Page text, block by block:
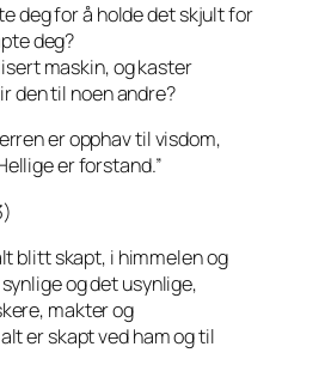
deg for å holde det skjult for
deg?
maskin, og kaster
den til noen andre?
er opphav til visdom,
er forstand.”
blitt skapt, i himmelen og
og det usynlige,
makter og
er skapt ved ham og til